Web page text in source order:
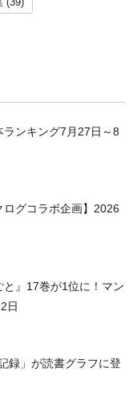
ランキング7月27日～8
ログコラボ企画】2026
』17巻が1位に！マン
日
録」が読書グラフに登